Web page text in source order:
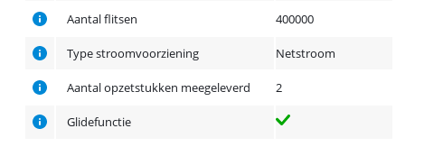
Aantal flitsen 400000
Type stroomvoorziening Netstroom
Aantal opzetstukken meegeleverd 2
Glidefunctie